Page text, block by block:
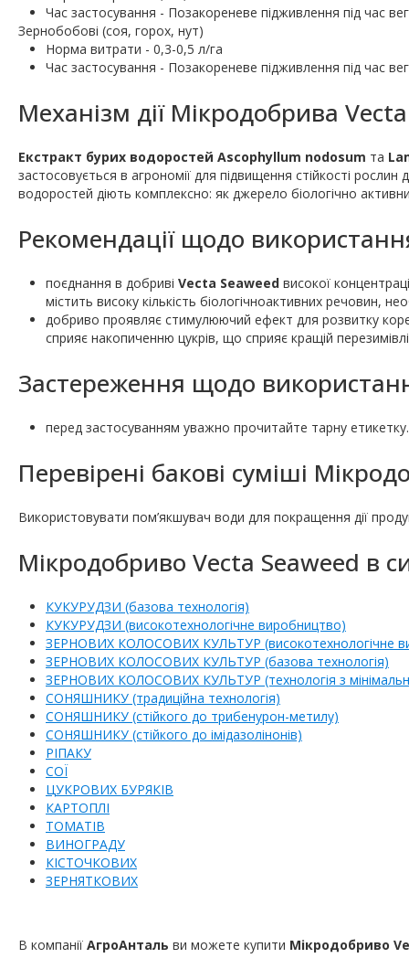
Час застосування - Позакореневе підживлення під час
Зернобобові (соя, горох, нут)
Норма витрати - 0,3-0,5 л/га
Час застосування - Позакореневе підживлення під час
Механізм дії Мікродобрива
Екстракт бурих водоростей Ascophyllum nodosum та
застосовується в агрономії для підвищення стійкості рослин
водоростей діють комплексно: як джерело біологічно
Рекомендації щодо
поєднання в добриві Vecta Seaweed високої
містить високу кількість біологічноактивних речовин,
добриво проявляє стимулюючий ефект для розвитку
сприяє накопиченню цукрів, що сприяє кращій
Застереження щодо
перед застосуванням уважно прочитайте тарну етикетку.
Перевірені бакові суміші
Використовувати пом’якшувач води для покращення дії
Мікродобриво Vecta Seaweed в
КУКУРУДЗИ (базова технологія)
КУКУРУДЗИ (високотехнологічне виробництво)
ЗЕРНОВИХ КОЛОСОВИХ КУЛЬТУР (високотехнологічне
ЗЕРНОВИХ КОЛОСОВИХ КУЛЬТУР (базова технологія)
ЗЕРНОВИХ КОЛОСОВИХ КУЛЬТУР (технологія з
СОНЯШНИКУ (традиційна технологія)
СОНЯШНИКУ (стійкого до трибенурон-метилу)
СОНЯШНИКУ (стійкого до імідазолінонів)
РІПАКУ
СОЇ
ЦУКРОВИХ БУРЯКІВ
КАРТОПЛІ
ТОМАТІВ
ВИНОГРАДУ
КІСТОЧКОВИХ
ЗЕРНЯТКОВИХ
В компанії АгроАнталь ви можете купити Мікродобриво